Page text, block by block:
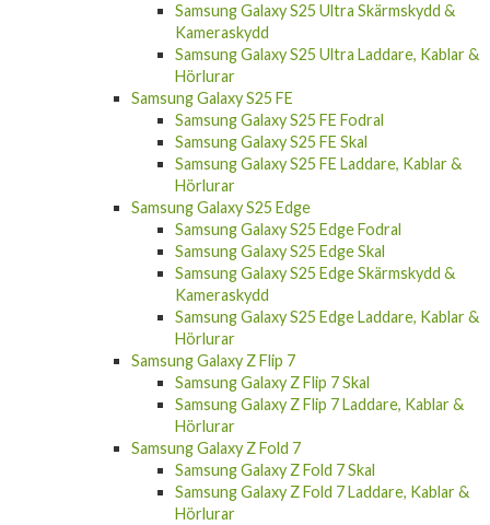
Samsung Galaxy S25 Ultra Skärmskydd &
Kameraskydd
Samsung Galaxy S25 Ultra Laddare, Kablar &
Hörlurar
Samsung Galaxy S25 FE
Samsung Galaxy S25 FE Fodral
Samsung Galaxy S25 FE Skal
Samsung Galaxy S25 FE Laddare, Kablar &
Hörlurar
Samsung Galaxy S25 Edge
Samsung Galaxy S25 Edge Fodral
Samsung Galaxy S25 Edge Skal
Samsung Galaxy S25 Edge Skärmskydd &
Kameraskydd
Samsung Galaxy S25 Edge Laddare, Kablar &
Hörlurar
Samsung Galaxy Z Flip 7
Samsung Galaxy Z Flip 7 Skal
Samsung Galaxy Z Flip 7 Laddare, Kablar &
Hörlurar
Samsung Galaxy Z Fold 7
Samsung Galaxy Z Fold 7 Skal
Samsung Galaxy Z Fold 7 Laddare, Kablar &
Hörlurar